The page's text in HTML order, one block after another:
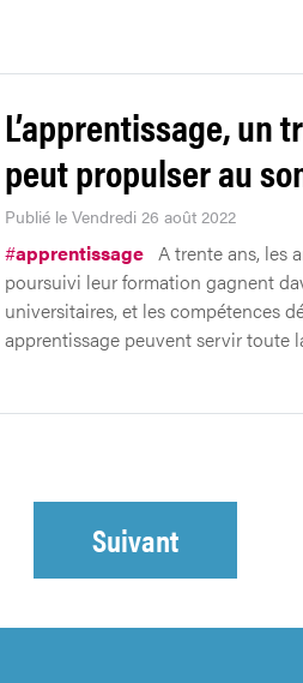
L’apprentissage, un
peut propulser au
Publié le Vendredi 26 août 2022
#apprentissage A trente ans, les
poursuivi leur formation gagnent
universitaires, et les compétences
apprentissage peuvent servir toute
Suivant